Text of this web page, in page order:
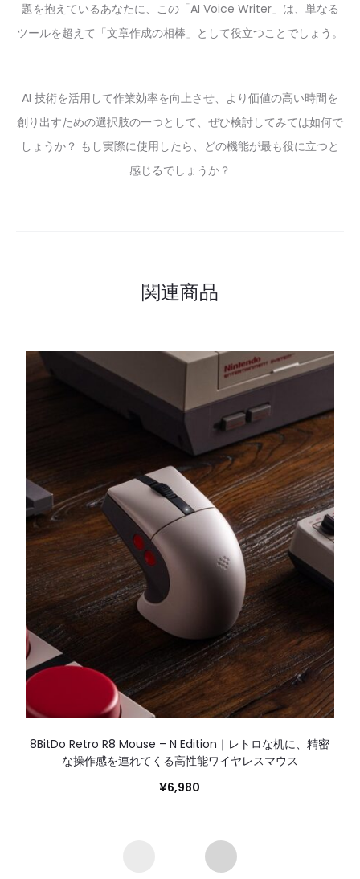
題を抱えているあなたに、この「AI Voice Writer」は、単なる
ツールを超えて「文章作成の相棒」として役立つことでしょう。
AI 技術を活用して作業効率を向上させ、より価値の高い時間を
創り出すための選択肢の一つとして、ぜひ検討してみては如何で
しょうか？ もし実際に使用したら、どの機能が最も役に立つと
感じるでしょうか？
関連商品
8BitDo Retro R8 Mouse – N Edition｜レトロな机に、精密
な操作感を連れてくる高性能ワイヤレスマウス
¥6,980